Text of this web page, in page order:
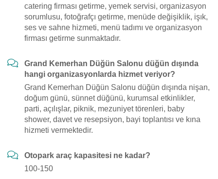
catering firması getirme, yemek servisi, organizasyon
sorumlusu, fotoğrafçı getirme, menüde değişiklik, işık,
ses ve sahne hizmeti, menü tadımı ve organizasyon
firması getirme sunmaktadır.
Grand Kemerhan Düğün Salonu düğün dışında
hangi organizasyonlarda hizmet veriyor?
Grand Kemerhan Düğün Salonu düğün dışında nişan,
doğum günü, sünnet düğünü, kurumsal etkinlikler,
parti, açılışlar, piknik, mezuniyet törenleri, baby
shower, davet ve resepsiyon, bayi toplantısı ve kına
hizmeti vermektedir.
Otopark araç kapasitesi ne kadar?
100-150